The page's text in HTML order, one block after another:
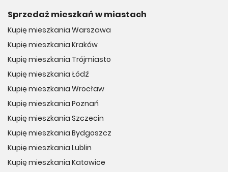
Sprzedaż mieszkań w miastach
Kupię mieszkania Warszawa
Kupię mieszkania Kraków
Kupię mieszkania Trójmiasto
Kupię mieszkania Łódź
Kupię mieszkania Wrocław
Kupię mieszkania Poznań
Kupię mieszkania Szczecin
Kupię mieszkania Bydgoszcz
Kupię mieszkania Lublin
Kupię mieszkania Katowice